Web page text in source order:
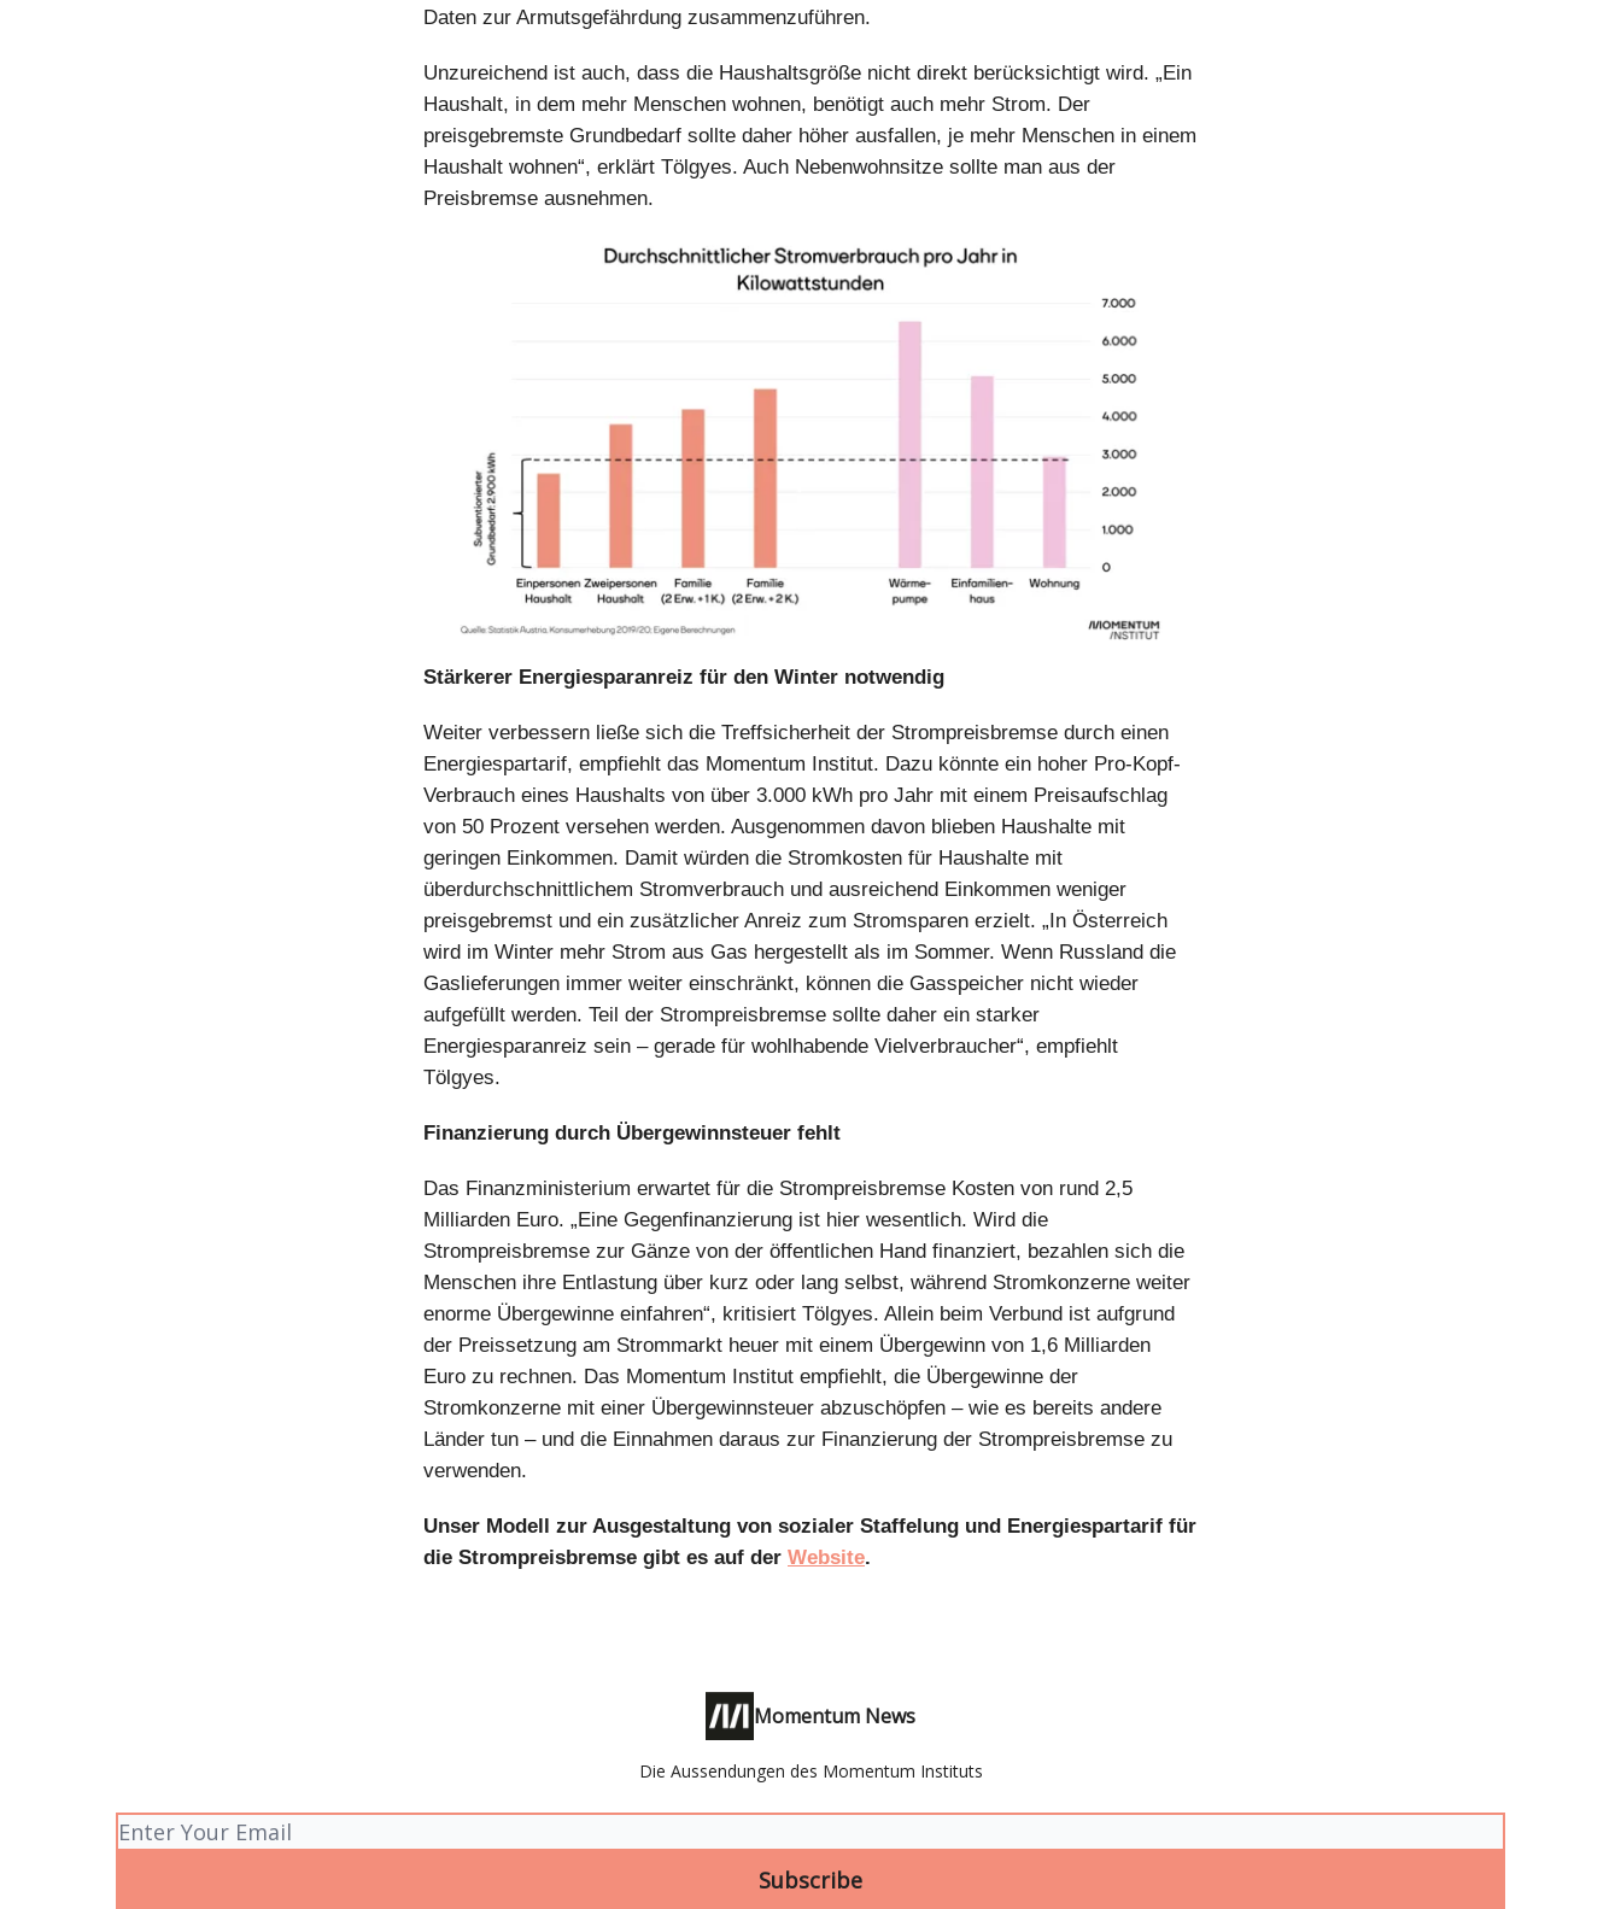
Daten zur Armutsgefährdung zusammenzuführen.
Unzureichend ist auch, dass die Haushaltsgröße nicht direkt berücksichtigt wird. „Ein
Haushalt, in dem mehr Menschen wohnen, benötigt auch mehr Strom. Der
preisgebremste Grundbedarf sollte daher höher ausfallen, je mehr Menschen in einem
Haushalt wohnen“, erklärt Tölgyes. Auch Nebenwohnsitze sollte man aus der
Preisbremse ausnehmen.
Stärkerer Energiesparanreiz für den Winter notwendig
Weiter verbessern ließe sich die Treffsicherheit der Strompreisbremse durch einen
Energiespartarif, empfiehlt das Momentum Institut. Dazu könnte ein hoher Pro-Kopf-
Verbrauch eines Haushalts von über 3.000 kWh pro Jahr mit einem Preisaufschlag
von 50 Prozent versehen werden. Ausgenommen davon blieben Haushalte mit
geringen Einkommen. Damit würden die Stromkosten für Haushalte mit
überdurchschnittlichem Stromverbrauch und ausreichend Einkommen weniger
preisgebremst und ein zusätzlicher Anreiz zum Stromsparen erzielt. „In Österreich
wird im Winter mehr Strom aus Gas hergestellt als im Sommer. Wenn Russland die
Gaslieferungen immer weiter einschränkt, können die Gasspeicher nicht wieder
aufgefüllt werden. Teil der Strompreisbremse sollte daher ein starker
Energiesparanreiz sein – gerade für wohlhabende Vielverbraucher“, empfiehlt
Tölgyes.
Finanzierung durch Übergewinnsteuer fehlt
Das Finanzministerium erwartet für die Strompreisbremse Kosten von rund 2,5
Milliarden Euro. „Eine Gegenfinanzierung ist hier wesentlich. Wird die
Strompreisbremse zur Gänze von der öffentlichen Hand finanziert, bezahlen sich die
Menschen ihre Entlastung über kurz oder lang selbst, während Stromkonzerne weiter
enorme Übergewinne einfahren“, kritisiert Tölgyes. Allein beim Verbund ist aufgrund
der Preissetzung am Strommarkt heuer mit einem Übergewinn von 1,6 Milliarden
Euro zu rechnen. Das Momentum Institut empfiehlt, die Übergewinne der
Stromkonzerne mit einer Übergewinnsteuer abzuschöpfen – wie es bereits andere
Länder tun – und die Einnahmen daraus zur Finanzierung der Strompreisbremse zu
verwenden.
Unser Modell zur Ausgestaltung von sozialer Staffelung und Energiespartarif für
die Strompreisbremse gibt es auf der Website.
Momentum News
Die Aussendungen des Momentum Instituts